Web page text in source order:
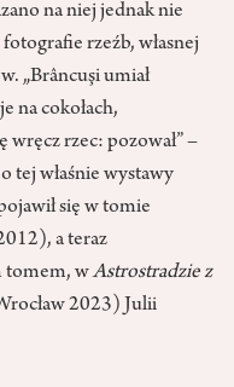
na niej jednak nie
rzeźb, własnej
„Brâncuşi umiał
na cokołach,
wręcz rzec: pozował” –
tej właśnie wystawy
się w tomie
a teraz
tomem, wAstrostradzie z
2023) Julii